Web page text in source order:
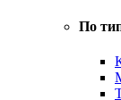
По